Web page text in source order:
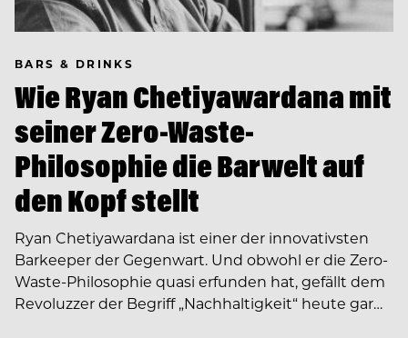
BARS & DRINKS
Wie Ryan Chetiyawardana mit
seiner Zero-Waste-
Philosophie die Barwelt auf
den Kopf stellt
Ryan Chetiyawardana ist einer der innovativsten
Barkeeper der Gegenwart. Und obwohl er die Zero-
Waste-Philosophie quasi erfunden hat, gefällt dem
Revoluzzer der Begriff „Nachhaltigkeit“ heute gar…